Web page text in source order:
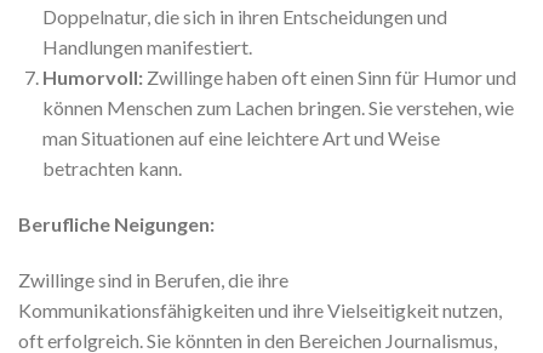
Doppelnatur, die sich in ihren Entscheidungen und
Handlungen manifestiert.
Humorvoll: Zwillinge haben oft einen Sinn für Humor und
können Menschen zum Lachen bringen. Sie verstehen, wie
man Situationen auf eine leichtere Art und Weise
betrachten kann.
Berufliche Neigungen:
Zwillinge sind in Berufen, die ihre
Kommunikationsfähigkeiten und ihre Vielseitigkeit nutzen,
oft erfolgreich. Sie könnten in den Bereichen Journalismus,